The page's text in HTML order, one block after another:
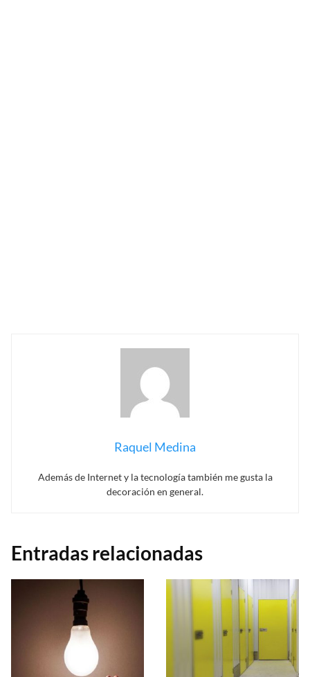
Raquel Medina
Además de Internet y la tecnología también me gusta la
decoración en general.
Entradas relacionadas